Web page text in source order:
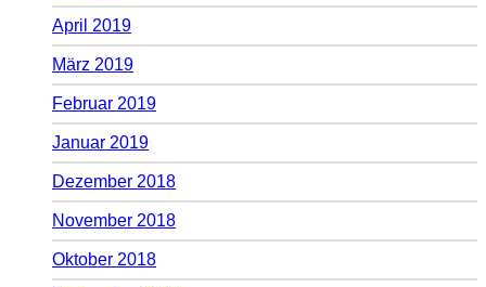
April 2019
März 2019
Februar 2019
Januar 2019
Dezember 2018
November 2018
Oktober 2018